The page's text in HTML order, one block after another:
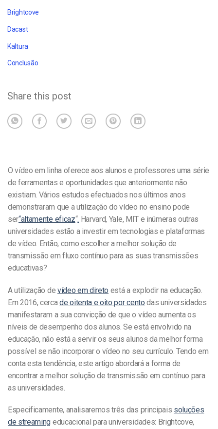
Brightcove
Dacast
Kaltura
Conclusão
Share this post
O vídeo em linha oferece aos alunos e professores uma série
de ferramentas e oportunidades que anteriormente não
existiam. Vários estudos efectuados nos últimos anos
demonstraram que a utilização do vídeo no ensino pode
ser“altamente eficaz“. Harvard, Yale, MIT e inúmeras outras
universidades estão a investir em tecnologias e plataformas
de vídeo. Então, como escolher a melhor solução de
transmissão em fluxo contínuo para as suas transmissões
educativas?
A utilização de vídeo em direto está a explodir na educação.
Em 2016, cercade oitenta e oito por cento das universidades
manifestaram a sua convicção de que o vídeo aumenta os
níveis de desempenho dos alunos. Se está envolvido na
educação, não está a servir os seus alunos da melhor forma
possível se não incorporar o vídeo no seu currículo. Tendo em
conta esta tendência, este artigo abordará a forma de
encontrar a melhor solução de transmissão em contínuo para
as universidades.
Especificamente, analisaremos três das principais soluções
de streaming educacional para universidades: Brightcove,